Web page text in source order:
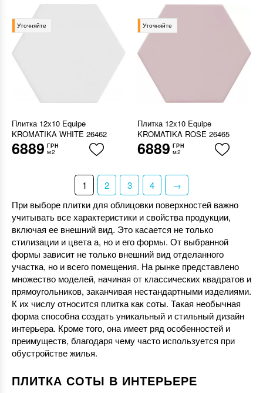
Уточняйте
Плитка 12x10 Equipe
KROMATIKA WHITE 26462
6889 ГРН
м2
Уточняйте
Плитка 12x10 Equipe
KROMATIKA ROSE 26465
6889 ГРН
м2
1 2 3 4
→
При выборе плитки для облицовки поверхностей важно
учитывать все характеристики и свойства продукции,
включая ее внешний вид. Это касается не только
стилизации и цвета а, но и его формы. От выбранной
формы зависит не только внешний вид отделанного
участка, но и всего помещения. На рынке представлено
множество моделей, начиная от классических квадратов и
прямоугольников, заканчивая нестандартными изделиями.
К их числу относится плитка как соты. Такая необычная
форма способна создать уникальный и стильный дизайн
интерьера. Кроме того, она имеет ряд особенностей и
преимуществ, благодаря чему часто используется при
обустройстве жилья.
ПЛИТКА СОТЫ В ИНТЕРЬЕРЕ